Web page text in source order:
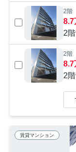
2階
8.7
2
2階
8.7
2
賃貸マンション